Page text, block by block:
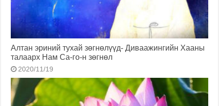
Алтан эриний тухай зөгнөлүүд- Диваажингийн Хааны
талаарх Нам Са-го-н зөгнөл
2020/11/19